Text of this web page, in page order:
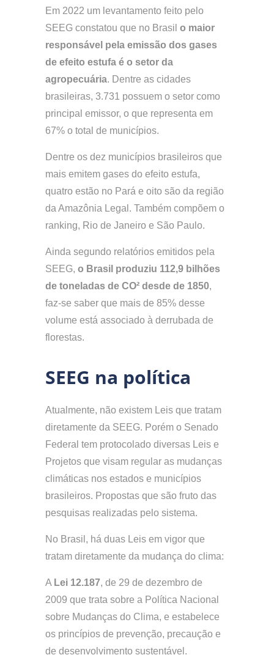
Em 2022 um levantamento feito pelo
SEEG constatou que no Brasil o maior
responsável pela emissão dos gases
de efeito estufa é o setor da
agropecuária. Dentre as cidades
brasileiras, 3.731 possuem o setor como
principal emissor, o que representa em
67% o total de municípios.
Dentre os dez municípios brasileiros que
mais emitem gases do efeito estufa,
quatro estão no Pará e oito são da região
da Amazônia Legal. Também compõem o
ranking, Rio de Janeiro e São Paulo.
Ainda segundo relatórios emitidos pela
SEEG, o Brasil produziu 112,9 bilhões
de toneladas de CO² desde de 1850,
faz-se saber que mais de 85% desse
volume está associado à derrubada de
florestas.
SEEG na política
Atualmente, não existem Leis que tratam
diretamente da SEEG. Porém o Senado
Federal tem protocolado diversas Leis e
Projetos que visam regular as mudanças
climáticas nos estados e municípios
brasileiros. Propostas que são fruto das
pesquisas realizadas pelo sistema.
No Brasil, há duas Leis em vigor que
tratam diretamente da mudança do clima:
A Lei 12.187, de 29 de dezembro de
2009 que trata sobre a Política Nacional
sobre Mudanças do Clima, e estabelece
os princípios de prevenção, precaução e
de desenvolvimento sustentável.